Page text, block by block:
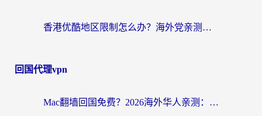
香港优酷地区限制怎么办？海外党亲测有效的追剧解决方案
回国代理vpn
Mac翻墙回国免费？2026海外华人亲测：从CCTV5直播到国内APP，这样选加速器才靠谱